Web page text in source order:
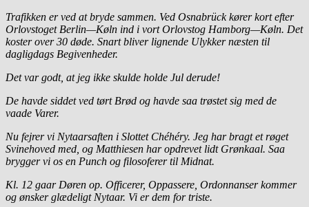
Trafikken er ved at bryde sammen. Ved Osnabrück kører kort efter
Orlovstoget Berlin—Køln ind i vort Orlovstog Hamborg—Køln. Det
koster over 30 døde. Snart bliver lignende Ulykker næsten til
dagligdags Begivenheder.
Det var godt, at jeg ikke skulde holde Jul derude!
De havde siddet ved tørt Brød og havde saa trøstet sig med de
vaade Varer.
Nu fejrer vi Nytaarsaften i Slottet Chéhéry. Jeg har bragt et røget
Svinehoved med, og Matthiesen har opdrevet lidt Grønkaal. Saa
brygger vi os en Punch og filosoferer til Midnat.
Kl. 12 gaar Døren op. Officerer, Oppassere, Ordonnanser kommer
og ønsker glædeligt Nytaar. Vi er dem for triste.